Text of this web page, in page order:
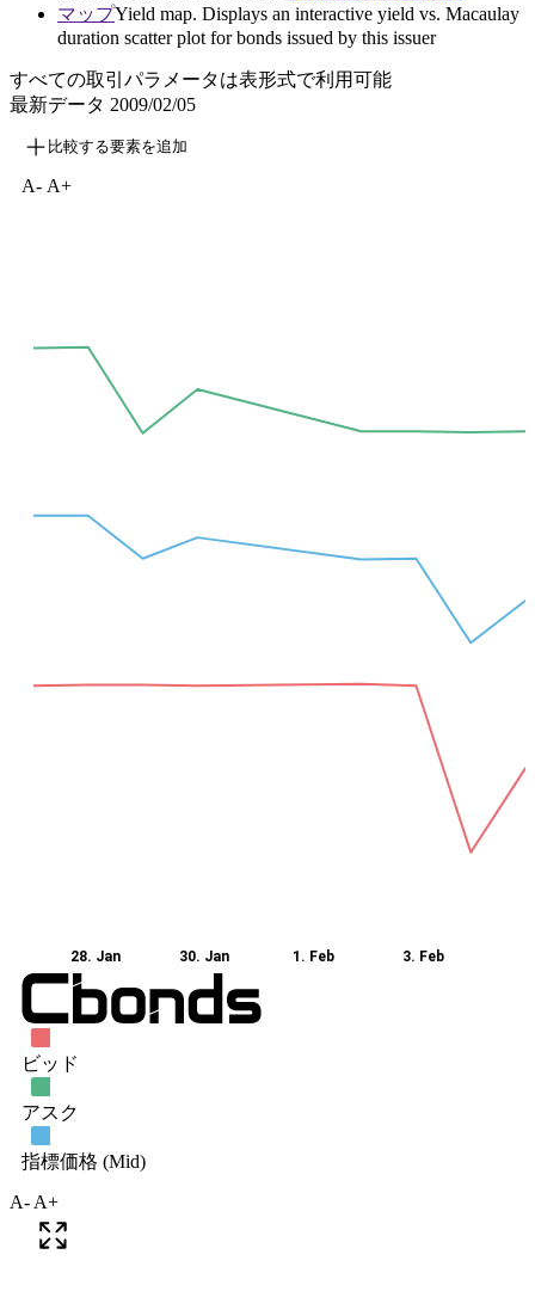
マップYield map. Displays an interactive yield vs. Macaulay
duration scatter plot for bonds issued by this issuer
すべての取引パラメータは表形式で利用可能
最新データ 2009/02/05
比較する要素を追加
A- A+